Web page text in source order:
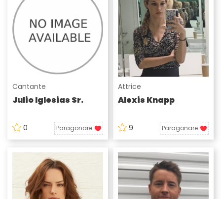
Cantante
Julio Iglesias Sr.
0 Paragonare
Attrice
Alexis Knapp
9 Paragonare